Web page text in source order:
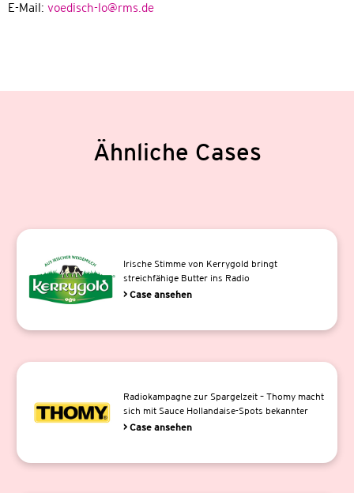
E-Mail: voedisch-lo@rms.de
Ähnliche Cases
Irische Stimme von Kerrygold bringt
streichfähige Butter ins Radio
> Case ansehen
Radiokampagne zur Spargelzeit – Thomy macht
sich mit Sauce Hollandaise-Spots bekannter
> Case ansehen